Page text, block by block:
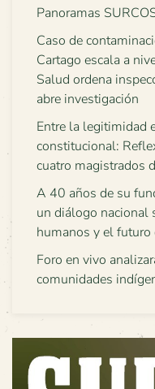
Panoramas
Caso de
Cartago escala a
Salud ordena
abre investigación
Entre la legitimidad
constitucional:
cuatro magistrados
A 40 años de su
un diálogo nacional
humanos y el
Foro en vivo
comunidades